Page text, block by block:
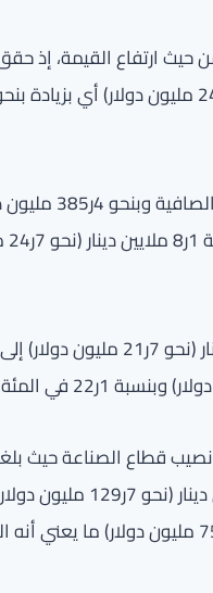
(نحو 2ر624 مليون دولار)
العام الماضي، أي منخفضاً بنحو 4ر246 مليون دينار